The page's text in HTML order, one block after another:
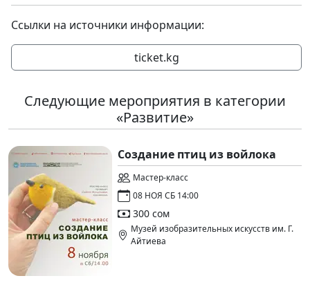
Ссылки на источники информации:
ticket.kg
Следующие мероприятия в категории
«Развитие»
Создание птиц из войлока
Мастер-класс
08 НОЯ СБ 14:00
300 сом
Музей изобразительных искусств им. Г.
Айтиева